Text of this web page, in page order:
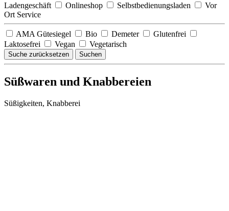
Ladengeschäft
Onlineshop Selbstbedienungsladen
Vor
Ort Service
AMA Gütesiegel Bio Demeter
Glutenfrei
Laktosefrei
Vegan Vegetarisch
Suche zurücksetzen Suchen
Süßwaren und Knabbereien
Süßigkeiten, Knabberei